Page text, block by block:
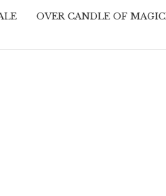
OVER CANDLE OF